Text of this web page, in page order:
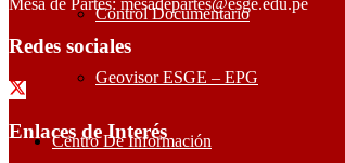
Control Documentario
Geovisor ESGE – EPG
Centro De Información
Mesa de Partes: mesadepartes@esge.edu.pe
Redes sociales
Enlaces de Interés